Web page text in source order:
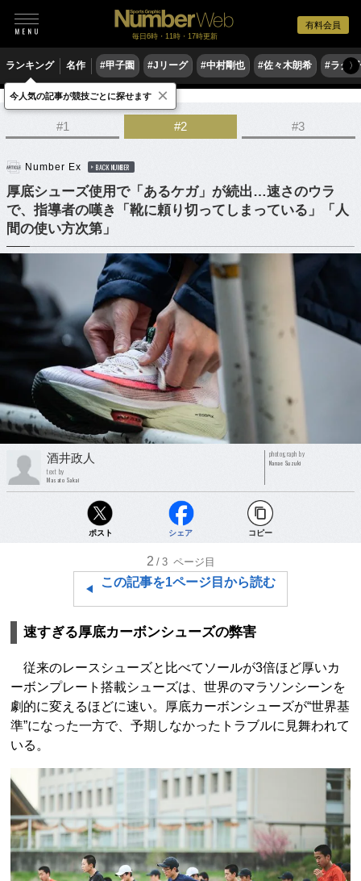
有料会員
毎日6時・11時・17時更新
ランキング 名作 #甲子園 #Jリーグ #中村剛也 #佐々木朗希 #ラグ〉
陸上 駅伝
#1 #2 #3
Number Ex BACK NUMBER
厚底シューズ使用で「あるケガ」が続出…速さのウラ
で、指導者の嘆き「靴に頼り切ってしまっている」「人
間の使い方次第」
酒井政人
text by
Masato Sakai
photograph by
Nanae Suzuki
ポスト シェア コピー
2 /3 ページ目
この記事を1ページ目から読む
速すぎる厚底カーボンシューズの弊害
従来のレースシューズと比べてソールが3倍ほど厚いカ
ーボンプレート搭載シューズは、世界のマラソンシーンを
劇的に変えるほどに速い。厚底カーボンシューズが“世界基
準”になった一方で、予期しなかったトラブルに見舞われて
いる。
今人気の記事が競技ごとに探せます ×